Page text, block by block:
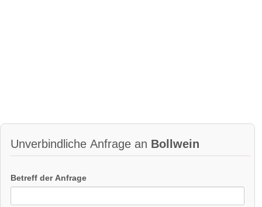
Unverbindliche Anfrage an Bollwein
Betreff der Anfrage